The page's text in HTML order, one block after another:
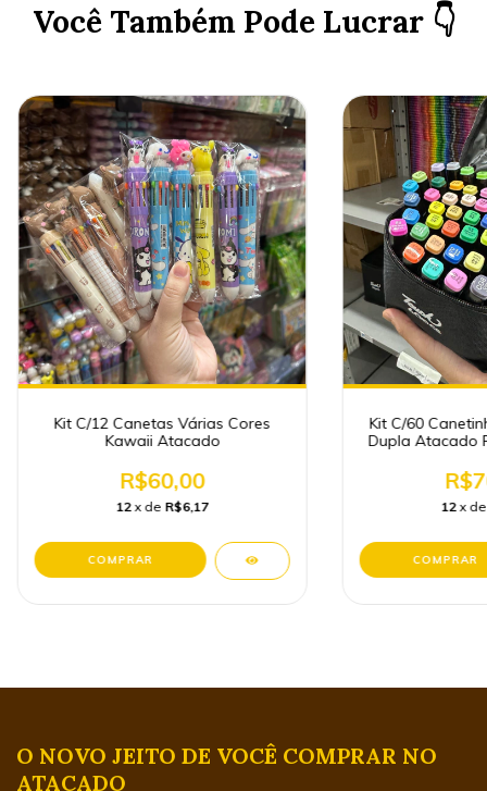
Você Também Pode Lucrar 👇
Kit C/12 Canetas Várias Cores
Kawaii Atacado
R$60,00
12 x de R$6,17
Kit C/60
Dupla Atacado
12 x
O NOVO JEITO DE VOCÊ COMPRAR NO
ATACADO